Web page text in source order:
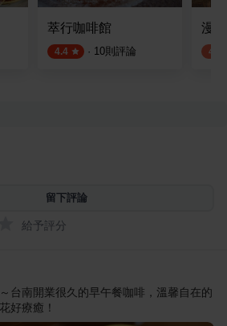
萃行咖啡館
4.4 · 10則評論
漫
4.2
留下評論
給予評分
台南開業很久的早午餐咖啡，溫馨自在的
好療癒！